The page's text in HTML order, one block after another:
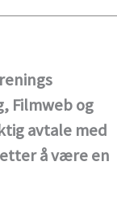
Filmweb og
avtale med
å være en